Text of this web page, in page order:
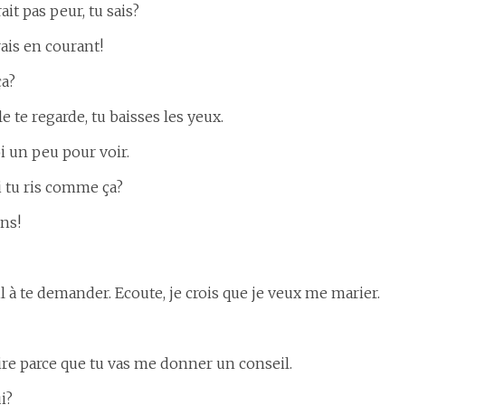
pas peur, tu sais?
en courant!
te regarde, tu baisses les yeux.
un peu pour voir.
ris comme ça?
à te demander. Ecoute, je crois que je veux me marier.
parce que tu vas me donner un conseil.